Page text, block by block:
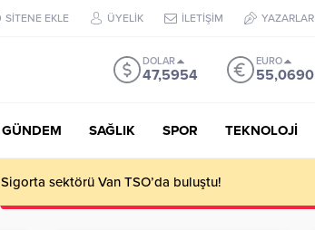
SİTENE EKLE ÜYELİK İLETİŞİM YAZARLAR
DOLAR
47,5954
EURO
55,0690
GÜNDEM SAĞLIK SPOR TEKNOLOJİ
Sigorta sektörü Van TSO’da buluştu!